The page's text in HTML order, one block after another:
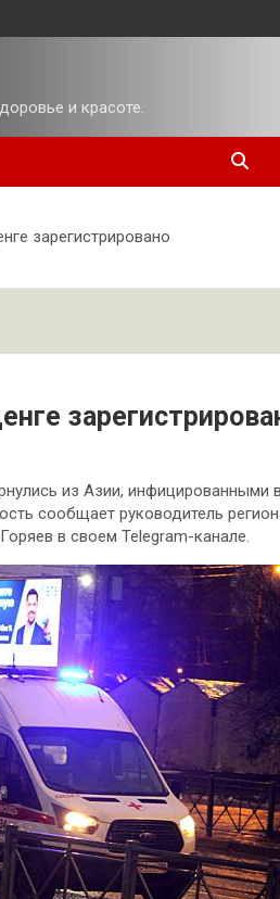
и красоте.
зарегистрировано
из Азии, инфицированными
сообщает руководитель
в своем Telegram-канале.